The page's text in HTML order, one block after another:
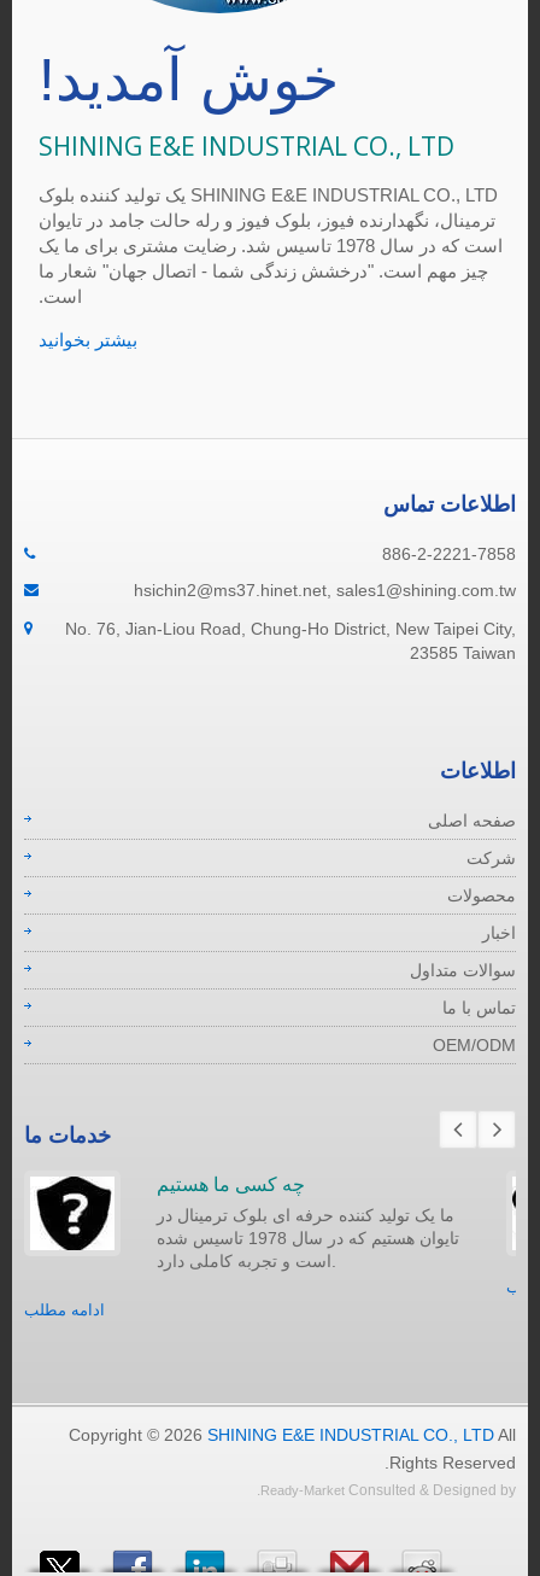
خوش آمدید!
SHINING E&E INDUSTRIAL CO., LTD
SHINING E&E INDUSTRIAL CO., LTD یک تولید کننده بلوک
ترمینال، نگهدارنده فیوز، بلوک فیوز و رله حالت جامد در تایوان
است که در سال 1978 تاسیس شد. رضایت مشتری برای ما یک
چیز مهم است. "درخشش زندگی شما - اتصال جهان" شعار ما
است.
بیشتر بخوانید
اطلاعات تماس
886-2-2221-7858
hsichin2@ms37.hinet.net, sales1@shining.com.tw
No. 76, Jian-Liou Road, Chung-Ho District, New Taipei City,
23585 Taiwan
اطلاعات
صفحه اصلی
شرکت
محصولات
اخبار
سوالات متداول
تماس با ما
OEM/ODM
خدمات ما
چه کسی ما هستیم
ما یک تولید کننده حرفه ای بلوک ترمینال در
تایوان هستیم که در سال 1978 تاسیس شده
ادامه مطلب
Copyright © 2026 SHINING E&E INDUSTRIAL CO., LTD All
Rights Reserved.
Consulted & Designed by
Ready-Market